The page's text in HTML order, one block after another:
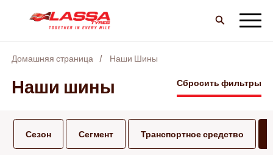
ВCE шины LASSA
Домашняя страница Наши Шины
Наши шины Сбросить фильтры
Сезон Сегмент Транспортное средство